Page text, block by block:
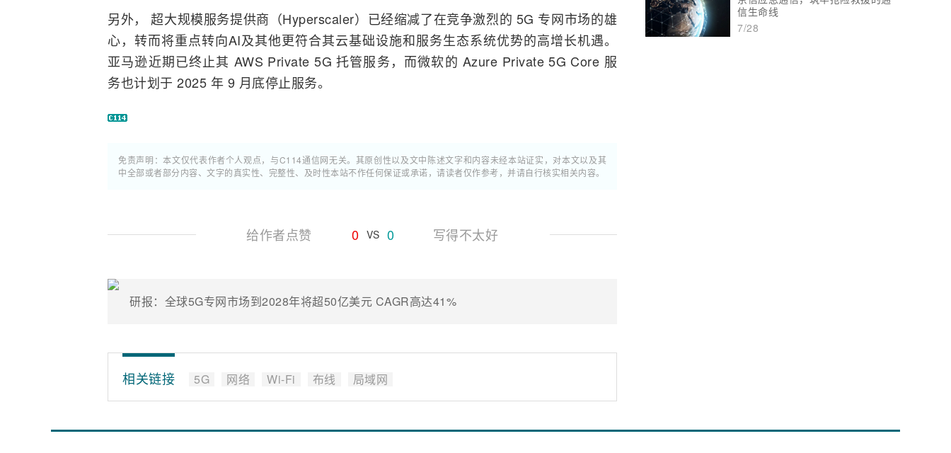
另外， 超大规模服务提供商（Hyperscaler）已经缩减了在竞争激烈的 5G 专网市场的雄
心，转而将重点转向AI及其他更符合其云基础设施和服务生态系统优势的高增长机遇。
亚马逊近期已终止其 AWS Private 5G 托管服务，而微软的 Azure Private 5G Core 服
务也计划于 2025 年 9 月底停止服务。
免责声明：本文仅代表作者个人观点，与C114通信网无关。其原创性以及文中陈述文字和内容未经本站证实，对本文以及其
中全部或者部分内容、文字的真实性、完整性、及时性本站不作任何保证或承诺，请读者仅作参考，并请自行核实相关内容。
给作者点赞 0 VS 0 写得不太好
研报：全球5G专网市场到2028年将超50亿美元 CAGR高达41%
相关链接 5G 网络 Wi-Fi 布线 局域网
信生命线
7/28